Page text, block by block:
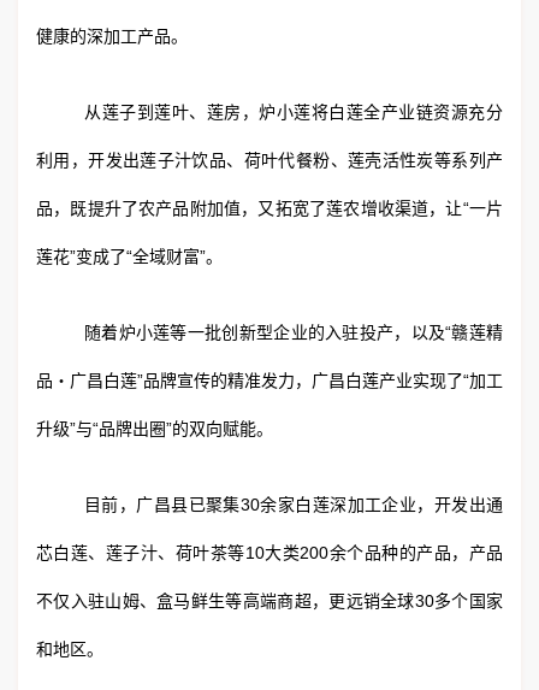
健康的深加工产品。
从莲子到莲叶、莲房，炉小莲将白莲全产业链资源充分
利用，开发出莲子汁饮品、荷叶代餐粉、莲壳活性炭等系列产
品，既提升了农产品附加值，又拓宽了莲农增收渠道，让“一片
莲花”变成了“全域财富”。
随着炉小莲等一批创新型企业的入驻投产，以及“赣莲精
品・广昌白莲”品牌宣传的精准发力，广昌白莲产业实现了“加工
升级”与“品牌出圈”的双向赋能。
目前，广昌县已聚集30余家白莲深加工企业，开发出通
芯白莲、莲子汁、荷叶茶等10大类200余个品种的产品，产品
不仅入驻山姆、盒马鲜生等高端商超，更远销全球30多个国家
和地区。